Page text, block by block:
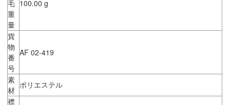
毛
重
量
100.00 g
貨
物
番
号
AF 02-419
素
材
ポリエステル
襟